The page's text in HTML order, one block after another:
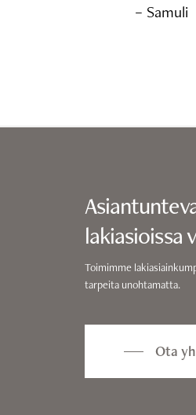
– Samuli
lakiasioissa
Toimimme
tarpeita unohtamatta.
Ota